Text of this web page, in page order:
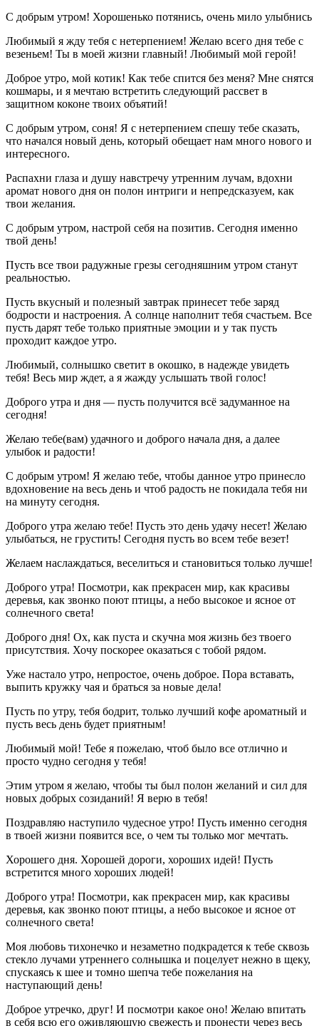
С добрым утром! Хорошенько потянись, очень мило улыбнись
Любимый я жду тебя с нетерпением! Желаю всего дня тебе с
везеньем! Ты в моей жизни главный! Любимый мой герой!
Доброе утро, мой котик! Как тебе спится без меня? Мне снятся
кошмары, и я мечтаю встретить следующий рассвет в
защитном коконе твоих объятий!
С добрым утром, соня! Я с нетерпением спешу тебе сказать,
что начался новый день, который обещает нам много нового и
интересного.
Распахни глаза и душу навстречу утренним лучам, вдохни
аромат нового дня он полон интриги и непредсказуем, как
твои желания.
С добрым утром, настрой себя на позитив. Сегодня именно
твой день!
Пусть все твои радужные грезы сегодняшним утром станут
реальностью.
Пусть вкусный и полезный завтрак принесет тебе заряд
бодрости и настроения. А солнце наполнит тебя счастьем. Все
пусть дарят тебе только приятные эмоции и у так пусть
проходит каждое утро.
Любимый, солнышко светит в окошко, в надежде увидеть
тебя! Весь мир ждет, а я жажду услышать твой голос!
Доброго утра и дня — пусть получится всё задуманное на
сегодня!
Желаю тебе(вам) удачного и доброго начала дня, а далее
улыбок и радости!
С добрым утром! Я желаю тебе, чтобы данное утро принесло
вдохновение на весь день и чтоб радость не покидала тебя ни
на минуту сегодня.
Доброго утра желаю тебе! Пусть это день удачу несет! Желаю
улыбаться, не грустить! Сегодня пусть во всем тебе везет!
Желаем наслаждаться, веселиться и становиться только лучше!
Доброго утра! Посмотри, как прекрасен мир, как красивы
деревья, как звонко поют птицы, а небо высокое и ясное от
солнечного света!
Доброго дня! Ох, как пуста и скучна моя жизнь без твоего
присутствия. Хочу поскорее оказаться с тобой рядом.
Уже настало утро, непростое, очень доброе. Пора вставать,
выпить кружку чая и браться за новые дела!
Пусть по утру, тебя бодрит, только лучший кофе ароматный и
пусть весь день будет приятным!
Любимый мой! Тебе я пожелаю, чтоб было все отлично и
просто чудно сегодня у тебя!
Этим утром я желаю, чтобы ты был полон желаний и сил для
новых добрых созиданий! Я верю в тебя!
Поздравляю наступило чудесное утро! Пусть именно сегодня
в твоей жизни появится все, о чем ты только мог мечтать.
Хорошего дня. Хорошей дороги, хороших идей! Пусть
встретится много хороших людей!
Доброго утра! Посмотри, как прекрасен мир, как красивы
деревья, как звонко поют птицы, а небо высокое и ясное от
солнечного света!
Моя любовь тихонечко и незаметно подкрадется к тебе сквозь
стекло лучами утреннего солнышка и поцелует нежно в щеку,
спускаясь к шее и томно шепча тебе пожелания на
наступающий день!
Доброе утречко, друг! И посмотри какое оно! Желаю впитать
в себя всю его оживляющую свежесть и пронести через весь